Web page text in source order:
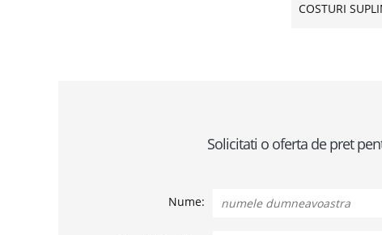
COSTURI
Solicitati o oferta de pret
Nume: